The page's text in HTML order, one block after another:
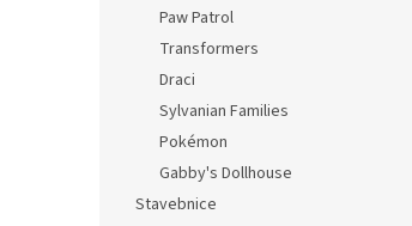
Paw Patrol
Transformers
Draci
Sylvanian Families
Pokémon
Gabby's Dollhouse
Stavebnice